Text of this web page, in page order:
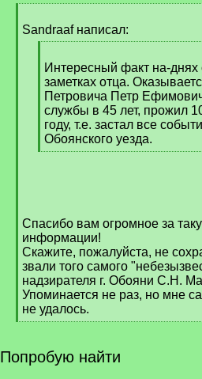
q
Sandraaf написал:
q
]
Интересный факт на-
заметках отца.
Петровича Петр
службы в 45 лет, прожил
году, т.е. застал все
Обоянского уезда.
[
Спасибо вам огромное за
информации!
Скажите, пожалуйста, не
звали того самого
надзирателя г. Обояни С.Н.
Упоминается не раз, но мне
не удалось.
[
q
]
Попробую найти